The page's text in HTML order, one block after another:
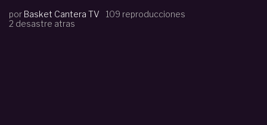
por Basket Cantera TV
109 reproducciones
2 desastre atras